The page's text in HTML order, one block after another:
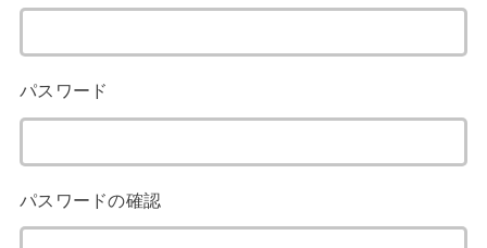
パスワード
パスワードの確認